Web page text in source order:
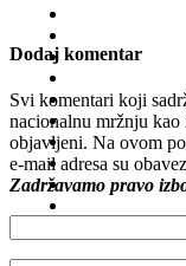
Dodaj komentar
Svi komentari koji
nacionalnu mržnju kao
objavljeni. Na ovom
e-mail adresa su
Zadržavamo pravo